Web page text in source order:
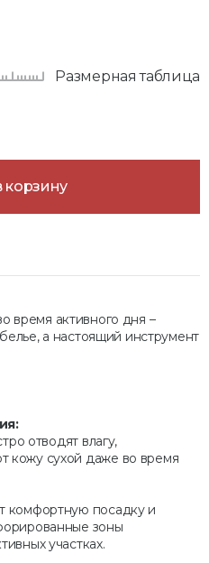
Размерная таблица
корзину
время активного дня –
а настоящий инструмент
отводят влагу,
кожу сухой даже во время
комфортную посадку и
зоны
участках.